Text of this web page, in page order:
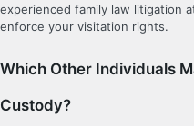
experienced family law litigation
enforce your visitation rights.
Which Other Individuals
Custody?